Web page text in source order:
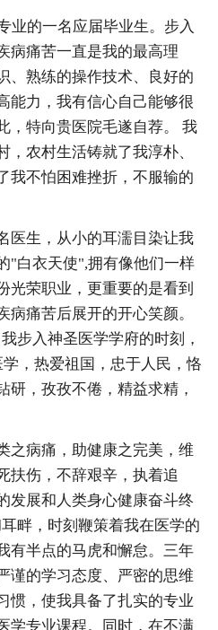
业的一名应届毕业生。步入
病痛苦一直是我的最高理
、熟练的操作技术、良好的
能力，我有信心自己能够很
，特向贵医院毛遂自荐。 我
，农村生活铸就了我淳朴、
我不怕困难挫折，不服输的
医生，从小的耳濡目染让我
"白衣天使",拥有像他们一样
光荣职业，更重要的是看到
痛苦后展开的开心笑颜。
步入神圣医学学府的时刻，
，热爱祖国，忠于人民，恪
研，孜孜不倦，精益求精，
之病痛，助健康之完美，维
扶伤，不辞艰辛，执着追
发展和人类身心健康奋斗终
畔，时刻鞭策着我在医学的
有半点的马虎和懈怠。三年
谨的学习态度、严密的思维
惯，使我具备了扎实的专业
学专业课程。同时，在不满